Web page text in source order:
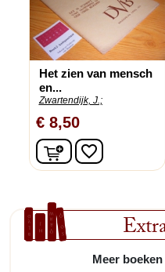
Meer
Het zien van mensch
en...
Zwartendijk, J.;
€ 8,50
In winkelwagen
favorite_border